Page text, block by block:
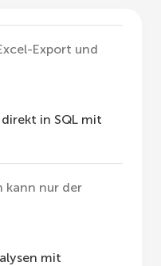
Export und
in SQL mit
kann nur der
mit